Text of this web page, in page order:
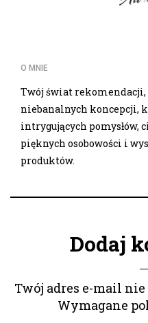
O MNIE
Twój świat
niebanalnych koncepcji,
intrygujących pomysłów,
pięknych osobowości i
produktów.
Dodaj
Twój adres e-mail
Wymagane